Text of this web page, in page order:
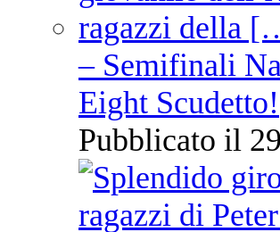
– Semifinali
Eight Scudetto!
Pubblicato il